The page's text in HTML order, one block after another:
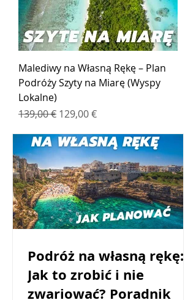
Malediwy na Własną Rękę – Plan
Podróży Szyty na Miarę (Wyspy
Lokalne)
Regularna cena
139,00 € Cena rabatowa
129,00 €
Podróż na własną rękę:
Jak to zrobić i nie
zwariować? Poradnik